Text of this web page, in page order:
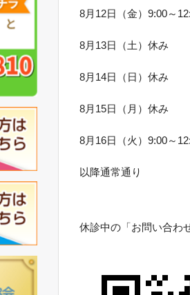
8月12日（金）9:00～
8月13日（土）休み
8月14日（日）休み
8月15日（月）休み
8月16日（火）9:00～
以降通常通り
休診中の「お問い合わ